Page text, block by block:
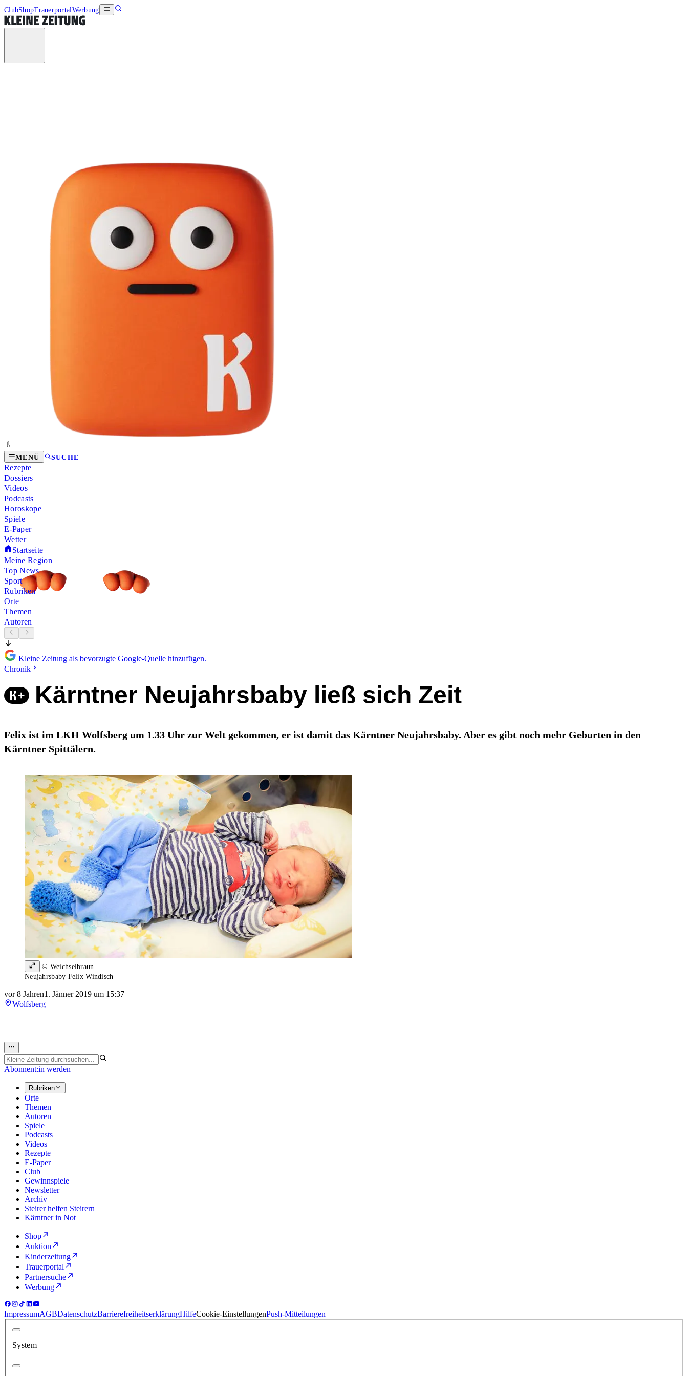
ClubShopTrauerportalWerbung
MENÜ SUCHE
Rezepte
Dossiers
Videos
Podcasts
Horoskope
Spiele
E-Paper
Wetter
Startseite
Meine Region
Top News
Sport
Rubriken
Orte
Themen
Autoren
Kleine Zeitung als bevorzugte Google-Quelle hinzufügen.
Chronik
Kärntner Neujahrsbaby ließ sich Zeit
Felix ist im LKH Wolfsberg um 1.33 Uhr zur Welt gekommen, er ist damit das Kärntner Neujahrsbaby. Aber es gibt noch mehr Geburten in den
Kärntner Spittälern.
© Weichselbraun
Neujahrsbaby Felix Windisch
vor 8 Jahren1. Jänner 2019 um 15:37
Wolfsberg
Abonnent:in werden
Rubriken
Orte
Themen
Autoren
Spiele
Podcasts
Videos
Rezepte
E-Paper
Club
Gewinnspiele
Newsletter
Archiv
Steirer helfen Steirern
Kärntner in Not
Shop
Auktion
Kinderzeitung
Trauerportal
Partnersuche
Werbung
ImpressumAGBDatenschutzBarrierefreiheitserklärungHilfeCookie-EinstellungenPush-Mitteilungen
System